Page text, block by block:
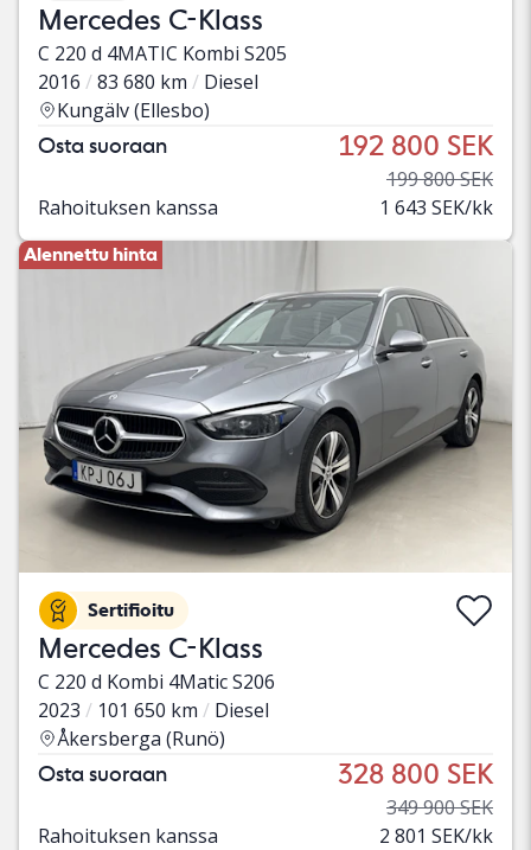
Mercedes C-Klass
C 220 d 4MATIC Kombi S205
2016
83 680 km
Diesel
Kungälv (Ellesbo)
Osta suoraan 192 800 SEK
199 800 SEK
Rahoituksen kanssa
1 643 SEK/kk
Alennettu hinta
Sertifioitu
Mercedes C-Klass
C 220 d Kombi 4Matic S206
2023
101 650 km
Diesel
Åkersberga (Runö)
Osta suoraan 328 800 SEK
349 900 SEK
Rahoituksen kanssa
2 801 SEK/kk